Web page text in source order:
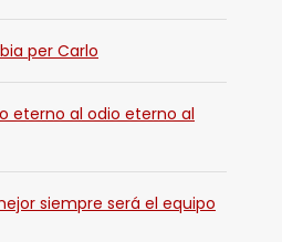
per Carlo
eterno al odio eterno al
siempre será el equipo